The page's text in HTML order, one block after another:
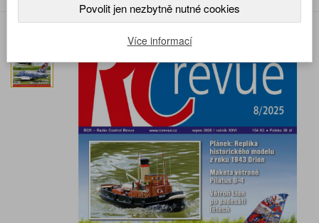
Povolit jen nezbytně nutné cookies
Více informací